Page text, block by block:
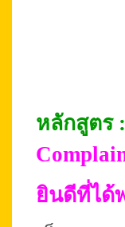
หลักสูตร :
ยินดีที่ได้